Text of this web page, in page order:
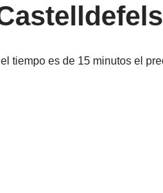
tiempo es de 15 minutos el